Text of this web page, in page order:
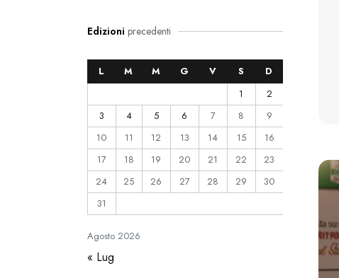
Edizioni precedenti
Agosto2026
L M M G V S
D
1
2
3
4 5 6 7 8
9
10
11 12 13 14 15
16
17
18 19 20 21 22
23
24
25 26 27 28 29
30
31
« Lug